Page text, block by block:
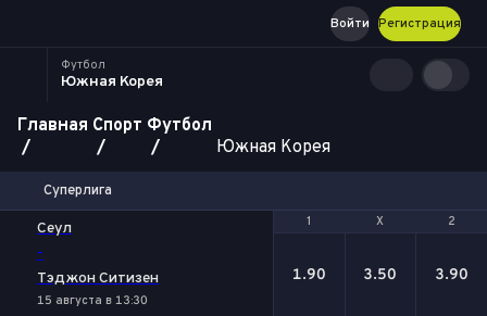
Регистрация
Войти
Футбол
Южная Корея
Главная Спорт Футбол
Южная Корея
Суперлига
1 Х 2
Сеул
-
Тэджон Ситизен
15 августа в 13:30
1 Х 2
1.90 3.50 3.90